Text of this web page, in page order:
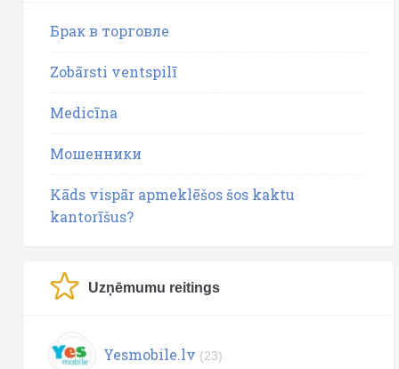
Брак в торговле
Zobārsti ventspilī
Medicīna
Мошенники
Kāds vispār apmeklēšos šos kaktu
kantorīšus?
Uzņēmumu reitings
Yesmobile.lv (23)